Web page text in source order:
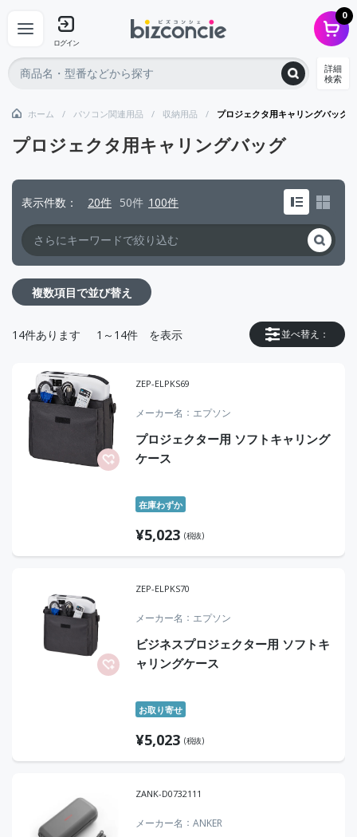
ログイン
0
詳細
検索
ホーム パソコン関連用品 収納用品 プロジェクタ用キャリングバッグ
プロジェクタ用キャリングバッグ
表示件数 20件 50件 100件
複数項目で並び替え
並べ替え：
14件あります 1～14件 を表示
ZEP-ELPKS69
メーカー名 エプソン
プロジェクター用 ソフトキャリング
ケース
在庫わずか
¥5,023 (税抜)
ZEP-ELPKS70
メーカー名 エプソン
ビジネスプロジェクター用 ソフトキ
ャリングケース
お取り寄せ
¥5,023 (税抜)
ZANK-D0732111
メーカー名 ANKER